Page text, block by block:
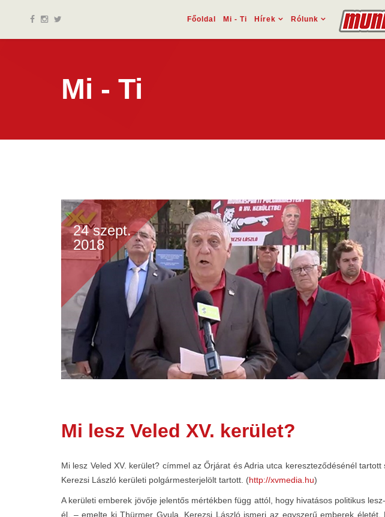
Főoldal Mi - Ti Hírek Rólunk
Mi - Ti
24 szept.
2018
Mi lesz Veled XV. kerület?
Mi lesz Veled XV. kerület? címmel az Őrjárat és Adria utca kereszteződésénél
Kerezsi László kerületi polgármesterjelölt tartott. (http://xvmedia.hu)
A kerületi emberek jövője jelentős mértékben függ attól, hogy hivatásos politikus
él. – emelte ki Thürmer Gyula. Kerezsi László ismeri az egyszerű emberek